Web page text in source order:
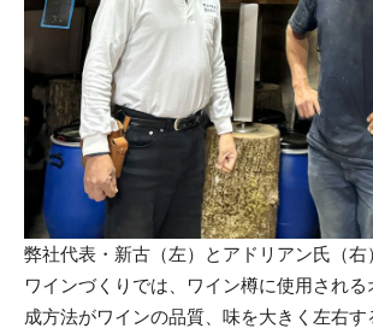
弊社代表・新古（左）とアドリアン氏（右）
ワインづくりでは、ワイン樽に使用され
成方法がワインの品質、味を大きく左右す